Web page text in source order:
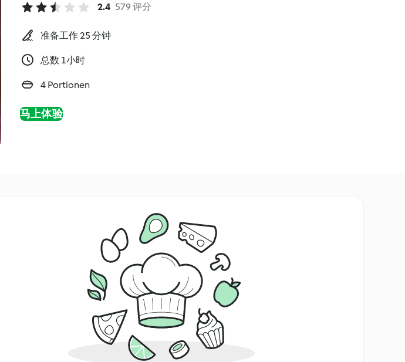
2.4 579 评分
准备工作 25 分钟
总数 1小时
4 Portionen
马上体验